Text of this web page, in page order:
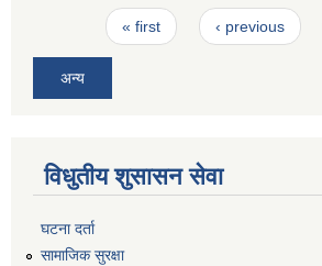
Pages« first ‹ previous
अन्य
विधुतीय शुसासन सेवा
घटना दर्ता
सामाजिक सुरक्षा